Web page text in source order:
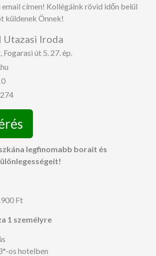
email címen! Kollégáink rövid időn belül
küldenek Önnek!
Utazasi Iroda
út 5. 27. ép.
legfinomabb borait és
Ft
1 személyre
os hotelben